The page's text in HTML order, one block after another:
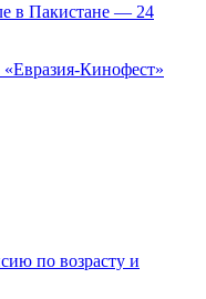
в Пакистане — 24
Кинофест»
по возрасту и